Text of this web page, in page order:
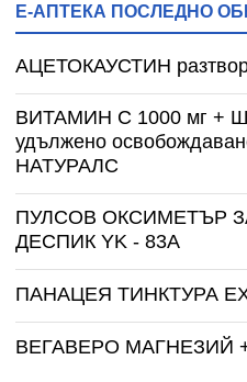
Е-АПТЕКА ПОСЛЕДНО
АЦЕТОКАУСТИН
ВИТАМИН С 1000 мг +
удължено
НАТУРАЛС
ПУЛСОВ ОКСИМЕТЪР
ДЕСПИК YK - 83A
ПАНАЦЕЯ ТИНКТУРА
ВЕГАВЕРО МАГНЕЗИЙ +